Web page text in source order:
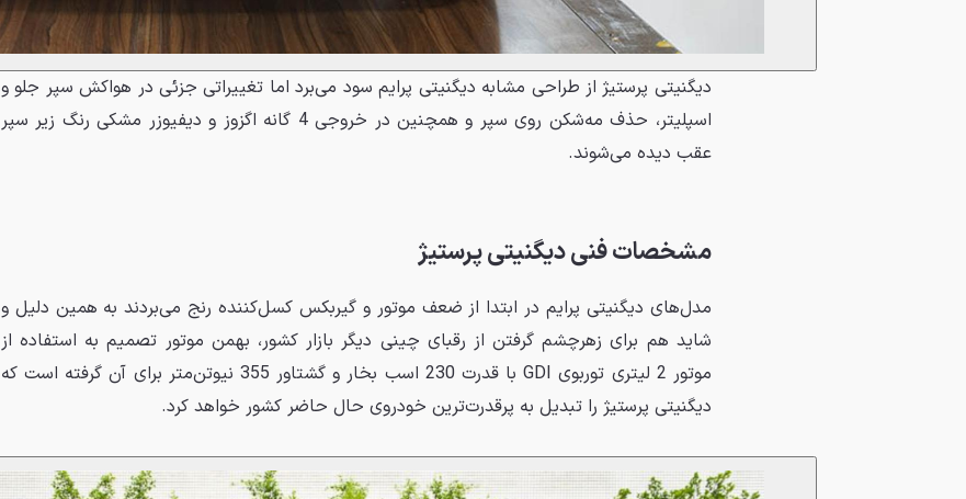
دیگنیتی پرستیژ از طراحی مشابه دیگنیتی پرایم سود می‌برد اما تغییراتی جزئی در هواکش سپر جلو و
اسپلیتر، حذف مه‌شکن روی سپر و همچنین در خروجی 4 گانه اگزوز و دیفیوزر مشکی رنگ زیر سپر
عقب دیده می‌شوند.
مشخصات فنی دیگنیتی پرستیژ
مدل‌های دیگنیتی پرایم در ابتدا از ضعف موتور و گیربکس کسل‌کننده رنج می‌بردند به همین دلیل و
شاید هم برای زهرچشم گرفتن از رقبای چینی دیگر بازار کشور، بهمن موتور تصمیم به استفاده از
موتور 2 لیتری توربوی GDI با قدرت 230 اسب بخار و گشتاور 355 نیوتن‌متر برای آن گرفته است که
دیگنیتی پرستیژ را تبدیل به پرقدرت‌ترین خودروی حال حاضر کشور خواهد کرد.